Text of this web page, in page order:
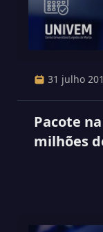
31 julho
Pacote
milhões